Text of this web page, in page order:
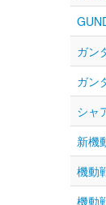
ガン
ガン
シャ
新機
機動
機動